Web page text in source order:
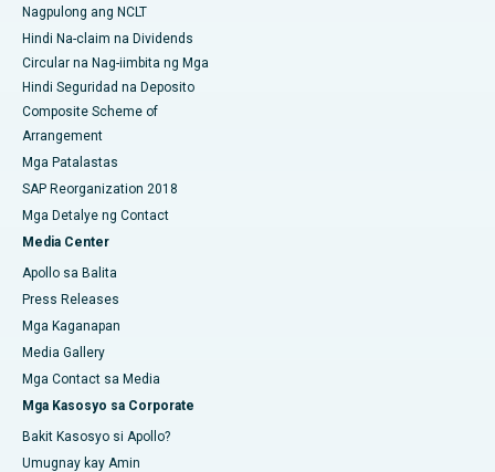
Pinakamahusay na Ospital ng Kanser ng Kababaihan sa Timog
Delhi
Nagpulong ang NCLT
Hindi Na-claim na Dividends
Circular na Nag-iimbita ng Mga
Hindi Seguridad na Deposito
Composite Scheme of
Arrangement
Mga Patalastas
SAP Reorganization 2018
Mga Detalye ng Contact
Media Center
Apollo sa Balita
Press Releases
Mga Kaganapan
Media Gallery
Mga Contact sa Media
Mga Kasosyo sa Corporate
Bakit Kasosyo si Apollo?
Umugnay kay Amin